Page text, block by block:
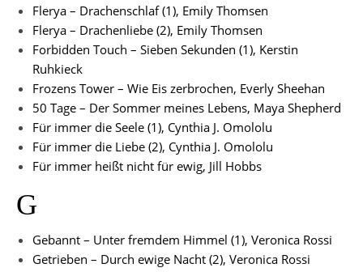
Flerya – Drachenschlaf (1), Emily Thomsen
Flerya – Drachenliebe (2), Emily Thomsen
Forbidden Touch – Sieben Sekunden (1), Kerstin
Ruhkieck
Frozens Tower – Wie Eis zerbrochen, Everly Sheehan
50 Tage – Der Sommer meines Lebens, Maya Shepherd
Für immer die Seele (1), Cynthia J. Omololu
Für immer die Liebe (2), Cynthia J. Omololu
Für immer heißt nicht für ewig, Jill Hobbs
G
Gebannt – Unter fremdem Himmel (1), Veronica Rossi
Getrieben – Durch ewige Nacht (2), Veronica Rossi